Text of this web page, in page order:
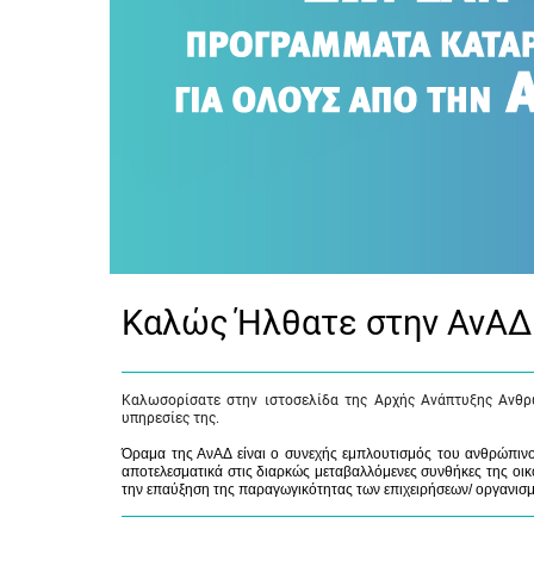
Καλώς Ήλθατε στην ΑνΑΔ
Καλωσορίσατε στην ιστοσελίδα της Αρχής Ανάπτυξης
υπηρεσίες της.
Όραμα της ΑνΑΔ είναι ο συνεχής εμπλουτισμός του
αποτελεσματικά στις διαρκώς μεταβαλλόμενες συνθήκες της
την επαύξηση της παραγωγικότητας των επιχειρήσεων/